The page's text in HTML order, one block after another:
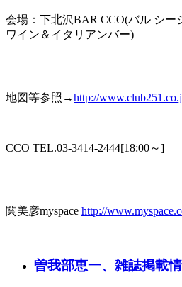
会場：下北沢BAR CCO(バル シー
ワイン＆イタリアンバー)
地図等参照→http://
CCO TEL.03-3414-2444[18:00～]
関美彦myspace http://
曽我部恵一、雑誌掲載